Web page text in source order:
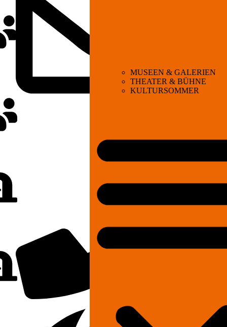
MUSEEN & GALERIEN
THEATER & BÜHNE
KULTURSOMMER